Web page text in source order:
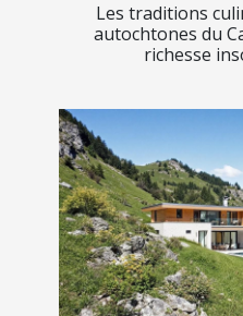
Les traditions
autochtones du
richesse